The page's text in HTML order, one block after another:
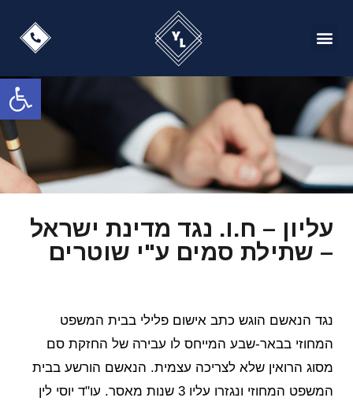
עליון – ח.ו. נגד מדינת ישראל
– שתילת סמים ע"י שוטרים
נגד הנאשם הוגש כתב אישום פלילי בבית המשפט
המחוזי בבאר-שבע המייחס לו עבירה של החזקת סם
מסוג הרואין שלא לצריכה עצמית. הנאשם הורשע בבית
המשפט המחוזי ונגזרו עליו 3 שנות מאסר. עו"ד יוסי לין